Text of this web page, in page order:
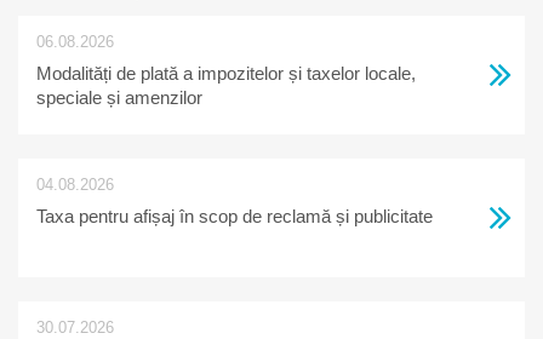
06.08.2026
Modalități de plată a impozitelor și taxelor locale,
speciale și amenzilor
04.08.2026
Taxa pentru afișaj în scop de reclamă și publicitate
30.07.2026